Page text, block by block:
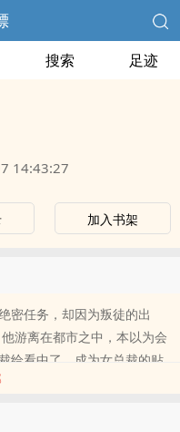
搜索 足迹
14:43:27
加入书架
密任务，却因为叛徒的出
游离在都市之中，本以为会
给看中了，成为女总裁的贴